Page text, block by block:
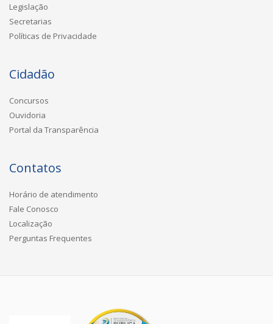
Legislação
Secretarias
Políticas de Privacidade
Cidadão
Concursos
Ouvidoria
Portal da Transparência
Contatos
Horário de atendimento
Fale Conosco
Localização
Perguntas Frequentes